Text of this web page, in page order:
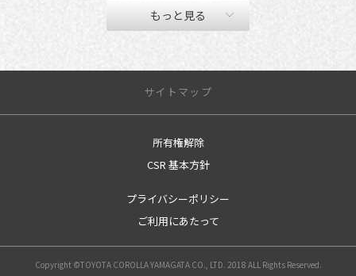
もっと見る
サイトマップ
南一番町店
所有権解除
CSR 基本方針
プライバシーポリシー
ご利用にあたって
Copyright ©TOYOTA COROLLA YAMAGATA CO., LTD. 2018 ALL Rights Reserved.